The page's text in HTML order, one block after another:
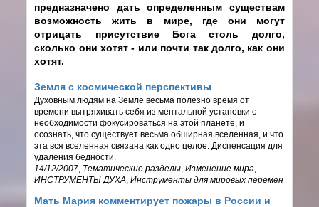
предназначено дать определенным существам
возможность жить в мире, где они могут
отрицать присутствие Бога столь долго,
сколько они хотят - или почти так долго, как они
хотят.
Земля с космической перспективы
Духовным людям на Земле весьма полезно время от
времени вытряхивать себя из ментальной установки о
необходимости фокусироваться на этой планете, и
осознать, что существует весьма обширная вселенная, и что
эта вся вселенная связана как одно целое. Диспенсация для
удаления бедности.
14/12/2007 Тематические разделы ,Изменение мира
ИНСТРУМЕНТЫ ДУХА ,Инструменты для мировых перемен
Мать Мария комментирует пожары в России и